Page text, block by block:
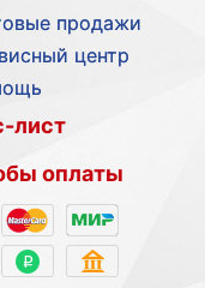
продажи
центр
лист
оплаты